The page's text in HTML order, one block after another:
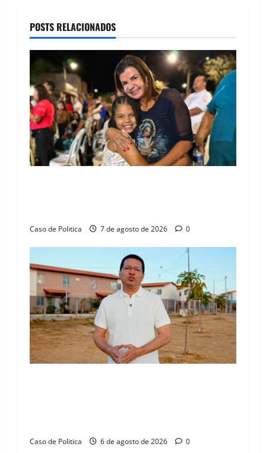
v
g
a
t
i
POSTS RELACIONADOS
Caso de Politica 7 de agosto de 2026 0
Caso de Politica 6 de agosto de 2026 0